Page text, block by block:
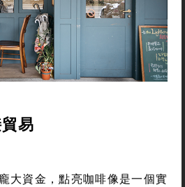
易
大資金，點亮咖啡像是一個實